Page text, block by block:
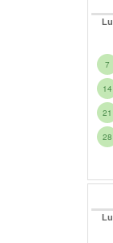
Lu
7
14
21
28
Lu